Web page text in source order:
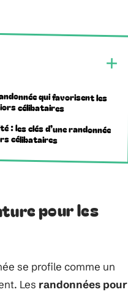
qui favorisent les
célibataires
: les clés d’une randonnée
célibataires
pour les
se profile comme un
Les randonnées pour